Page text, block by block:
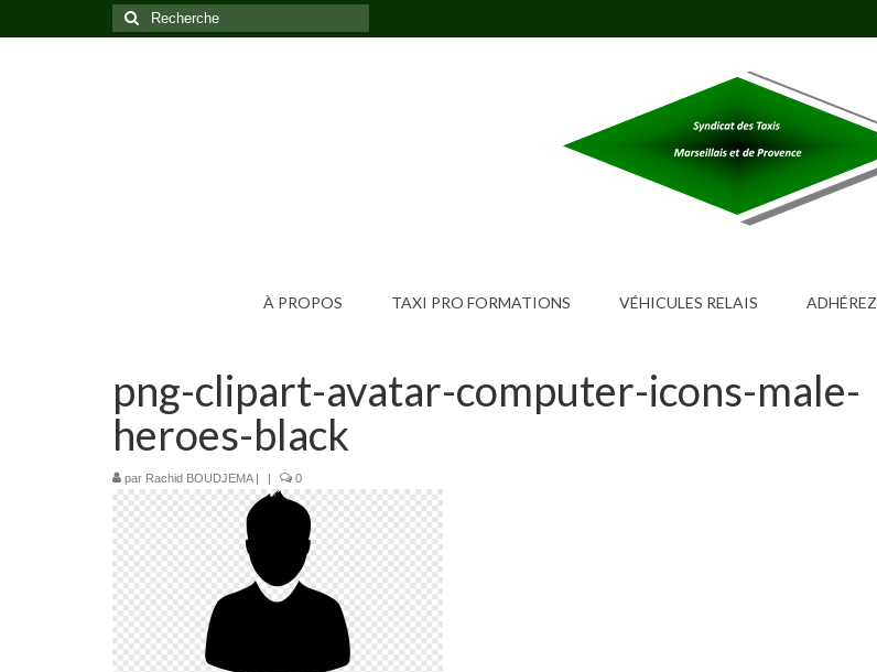
Rechercher
:
À PROPOS TAXI PRO FORMATIONS VÉHICULES RELAIS ADHÉREZ
png-clipart-avatar-computer-icons-male-
heroes-black
par Rachid BOUDJEMA| | 0